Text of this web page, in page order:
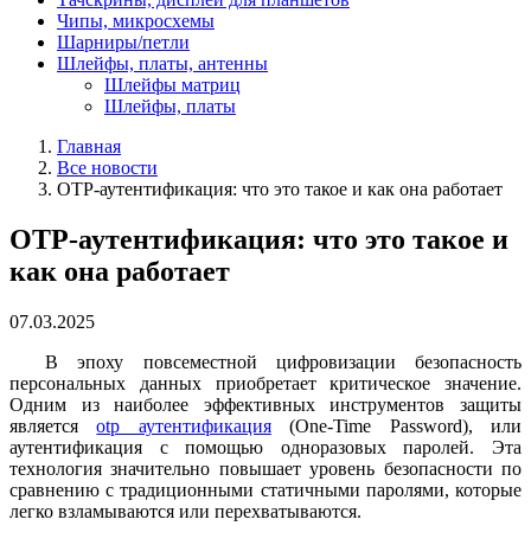
Чипы, микросхемы
Шарниры/петли
Шлейфы, платы, антенны
Шлейфы матриц
Шлейфы, платы
Главная
Все новости
OTP-аутентификация: что это такое и как она работает
OTP-аутентификация: что это такое и
как она работает
07.03.2025
В эпоху повсеместной цифровизации безопасность
персональных данных приобретает критическое значение.
Одним из наиболее эффективных инструментов защиты
являетсяotp аутентификация(One-Time Password), или
аутентификация с помощью одноразовых паролей. Эта
технология значительно повышает уровень безопасности по
сравнению с традиционными статичными паролями, которые
легко взламываются или перехватываются.